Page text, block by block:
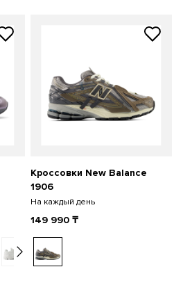
Кроссовки New Balance
1906
На каждый день
149 990 ₸